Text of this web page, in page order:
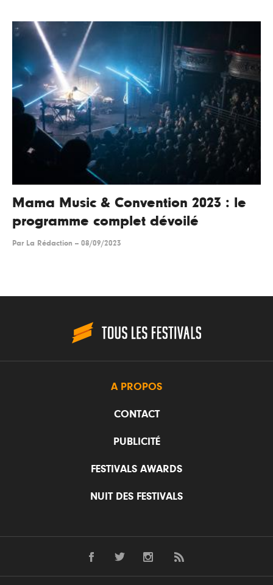
Mama Music & Convention 2023 : le
programme complet dévoilé
Par La Rédaction -- 08/09/2023
A PROPOS
CONTACT
PUBLICITÉ
FESTIVALS AWARDS
NUIT DES FESTIVALS